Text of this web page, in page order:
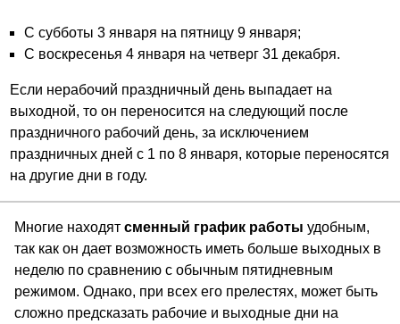
С субботы 3 января на пятницу 9 января;
С воскресенья 4 января на четверг 31 декабря.
Если нерабочий праздничный день выпадает на
выходной, то он переносится на следующий после
праздничного рабочий день, за исключением
праздничных дней с 1 по 8 января, которые переносятся
на другие дни в году.
Многие находят сменный график работы удобным,
так как он дает возможность иметь больше выходных в
неделю по сравнению с обычным пятидневным
режимом. Однако, при всех его прелестях, может быть
сложно предсказать рабочие и выходные дни на